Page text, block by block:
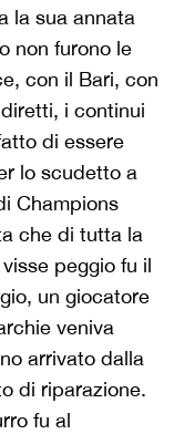
la sua annata
non furono le
con il Bari, con
i continui
di essere
lo scudetto a
Champions
che di tutta la
peggio fu il
un giocatore
veniva
arrivato dalla
di riparazione.
fu al